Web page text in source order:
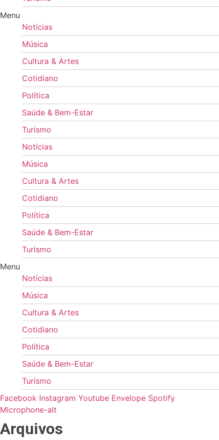
Menu
Notícias
Música
Cultura & Artes
Cotidiano
Política
Saúde & Bem-Estar
Turismo
Notícias
Música
Cultura & Artes
Cotidiano
Política
Saúde & Bem-Estar
Turismo
Menu
Notícias
Música
Cultura & Artes
Cotidiano
Política
Saúde & Bem-Estar
Turismo
Facebook Instagram Youtube Envelope Spotify
Microphone-alt
Arquivos